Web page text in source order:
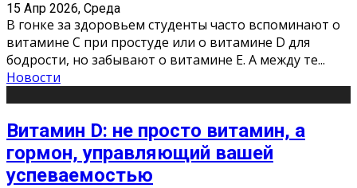
15 Апр 2026, Среда
В гонке за здоровьем студенты часто вспоминают о
витамине С при простуде или о витамине D для
бодрости, но забывают о витамине Е. А между те...
Новости
Витамин D: не просто витамин, а
гормон, управляющий вашей
успеваемостью